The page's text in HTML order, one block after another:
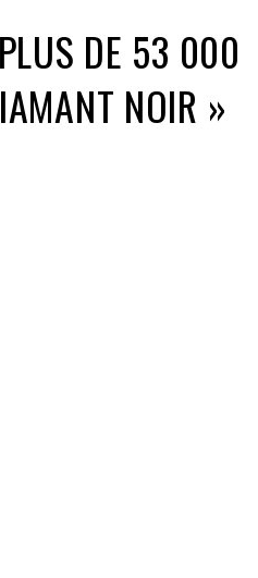
DE 53 000
NOIR »